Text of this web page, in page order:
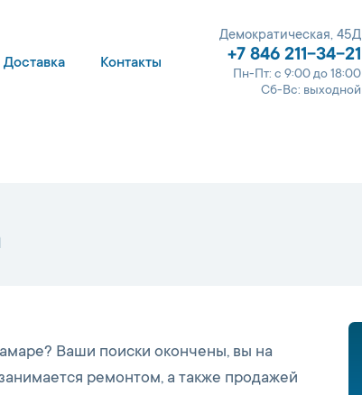
Доставка Контакты
Демократическая, 45Д
+7 846 211-34-21
Пн-Пт: с 9:00 до 18:00
Сб-Вс: выходной
Ваши поиски окончены, вы на
ремонтом, а также продажей